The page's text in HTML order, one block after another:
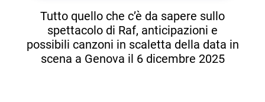
Tutto quello che c’è da sapere sullo
spettacolo di Raf, anticipazioni e
possibili canzoni in scaletta della data in
scena a Genova il 6 dicembre 2025